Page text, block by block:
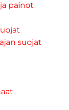
painot
suojat